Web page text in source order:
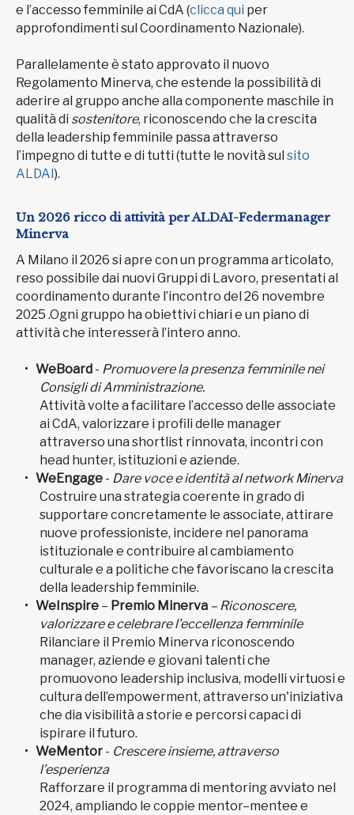
e l’accesso femminile ai CdA (clicca qui per
approfondimenti sul Coordinamento Nazionale).
Parallelamente è stato approvato il nuovo
Regolamento Minerva, che estende la possibilità di
aderire al gruppo anche alla componente maschile in
qualità di sostenitore, riconoscendo che la crescita
della leadership femminile passa attraverso
l’impegno di tutte e di tutti (tutte le novità sul sito
ALDAI).
Un 2026 ricco di attività per ALDAI-Federmanager
Minerva
A Milano il 2026 si apre con un programma articolato,
reso possibile dai nuovi Gruppi di Lavoro, presentati al
coordinamento durante l’incontro del 26 novembre
2025 .Ogni gruppo ha obiettivi chiari e un piano di
attività che interesserà l’intero anno.
WeBoard - Promuovere la presenza femminile nei
Consigli di Amministrazione.
Attività volte a facilitare l’accesso delle associate
ai CdA, valorizzare i profili delle manager
attraverso una shortlist rinnovata, incontri con
head hunter, istituzioni e aziende.
WeEngage - Dare voce e identità al network Minerva
Costruire una strategia coerente in grado di
supportare concretamente le associate, attirare
nuove professioniste, incidere nel panorama
istituzionale e contribuire al cambiamento
culturale e a politiche che favoriscano la crescita
della leadership femminile.
WeInspire – Premio Minerva – Riconoscere,
valorizzare e celebrare l’eccellenza femminile
Rilanciare il Premio Minerva riconoscendo
manager, aziende e giovani talenti che
promuovono leadership inclusiva, modelli virtuosi e
cultura dell’empowerment, attraverso un'iniziativa
che dia visibilità a storie e percorsi capaci di
ispirare il futuro.
WeMentor - Crescere insieme, attraverso
l’esperienza
Rafforzare il programma di mentoring avviato nel
2024, ampliando le coppie mentor–mentee e